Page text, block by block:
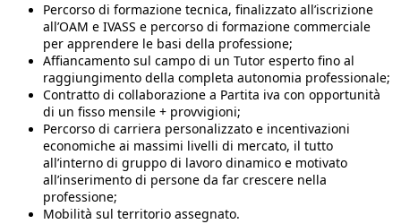
Percorso di formazione tecnica, finalizzato all’iscrizione
all’OAM e IVASS e percorso di formazione commerciale
per apprendere le basi della professione;
Affiancamento sul campo di un Tutor esperto fino al
raggiungimento della completa autonomia professionale;
Contratto di collaborazione a Partita iva con opportunità
di un fisso mensile + provvigioni;
Percorso di carriera personalizzato e incentivazioni
economiche ai massimi livelli di mercato, il tutto
all’interno di gruppo di lavoro dinamico e motivato
all’inserimento di persone da far crescere nella
professione;
Mobilità sul territorio assegnato.